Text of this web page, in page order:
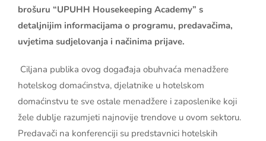
brošuru “UPUHH Housekeeping Academy” s
detaljnijim informacijama o programu, predavačima,
uvjetima sudjelovanja i načinima prijave.
Ciljana publika ovog događaja obuhvaća menadžere
hotelskog domaćinstva, djelatnike u hotelskom
domaćinstvu te sve ostale menadžere i zaposlenike koji
žele dublje razumjeti najnovije trendove u ovom sektoru.
Predavači na konferenciji su predstavnici hotelskih